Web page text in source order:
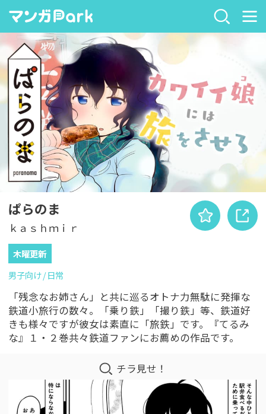
ぱらのま
ｋａｓｈｍｉｒ
木曜更新
男子向け 日常
「残念なお姉さん」と共に巡るオトナ力無駄に発揮な
鉄道小旅行の数々。「乗り鉄」「撮り鉄」等、鉄道好
きも様々ですが彼女は素直に「旅鉄」です。『てるみ
な』１・２巻共々鉄道ファンにお薦めの作品です。
チラ見せ！